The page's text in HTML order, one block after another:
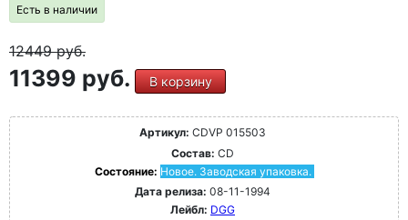
Есть в наличии
12449руб.
11399 руб. В корзину
Артикул: CDVP 015503
Состав: CD
Состояние: Новое. Заводская упаковка.
Дата релиза: 08-11-1994
Лейбл: DGG